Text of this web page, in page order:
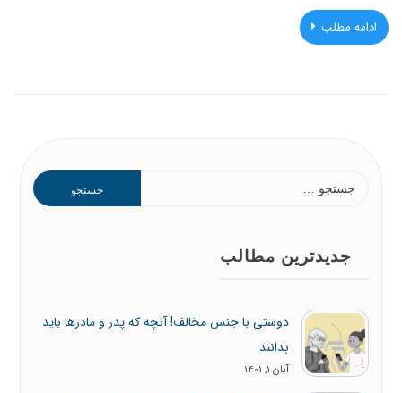
ادامه مطلب
برای:
جدیدترین مطالب
دوستی با جنس مخالف! آنچه که پدر و مادرها باید
بدانند
آبان 1, 1401